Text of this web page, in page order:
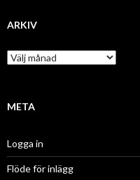
g
r
i
ARKIV
A
r
v
META
Logga in
Flöde för inlägg